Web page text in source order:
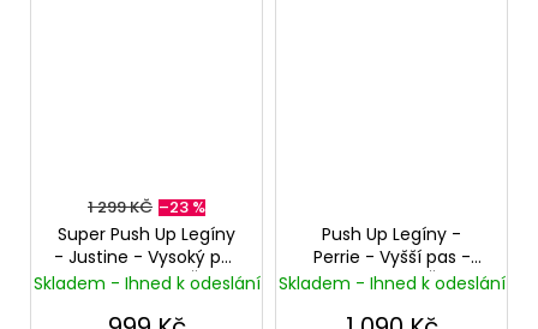
1 299 KČ –23 %
Super Push Up Legíny
- Justine - Vysoký pas
- Superskinny - Černé
Skladem - Ihned k odeslání
Push Up Legíny -
Perrie - Vyšší pas -
Superskinny - Černé
Skladem - Ihned k odeslání